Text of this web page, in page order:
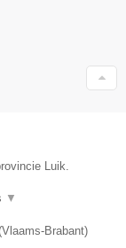
Luik.
▼
Vlaams-Brabant)